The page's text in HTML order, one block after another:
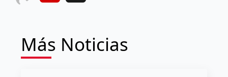
Más Noticias